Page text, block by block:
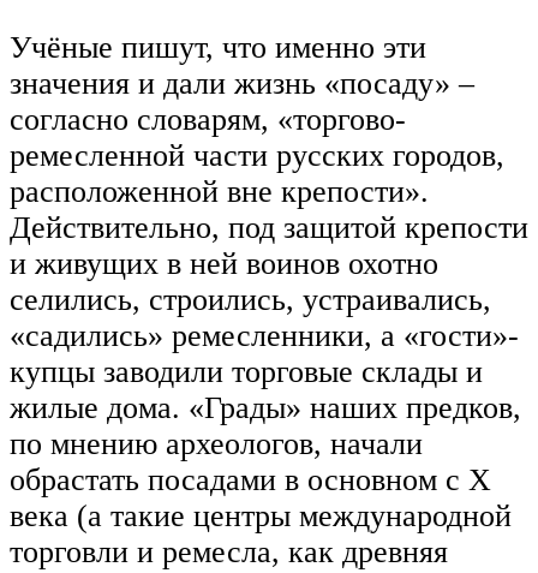
Учёные пишут, что именно эти
значения и дали жизнь «посаду» –
согласно словарям, «торгово-
ремесленной части русских городов,
расположенной вне крепости».
Действительно, под защитой крепости
и живущих в ней воинов охотно
селились, строились, устраивались,
«садились» ремесленники, а «гости»-
купцы заводили торговые склады и
жилые дома. «Грады» наших предков,
по мнению археологов, начали
обрастать посадами в основном с Х
века (а такие центры международной
торговли и ремесла, как древняя